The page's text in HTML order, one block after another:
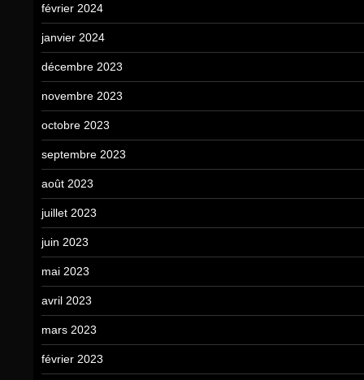
février 2024
janvier 2024
décembre 2023
novembre 2023
octobre 2023
septembre 2023
août 2023
juillet 2023
juin 2023
mai 2023
avril 2023
mars 2023
février 2023